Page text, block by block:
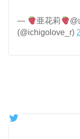
— 亜花莉 @
(@ichigolove_r)